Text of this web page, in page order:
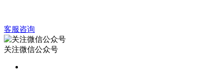
客服咨询
关注微信公众号